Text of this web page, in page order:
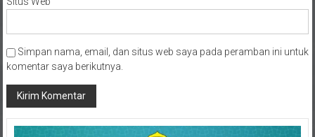
Simpan nama, email, dan situs web saya pada peramban ini untuk
komentar saya berikutnya.